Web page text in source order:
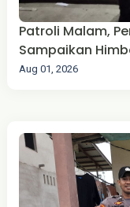
Patroli Malam,
Sampaikan
Aug 01, 2026